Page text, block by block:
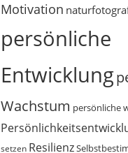
Motivation
persönliche
Entwicklung
Wachstum persönliche
setzen Resilienz